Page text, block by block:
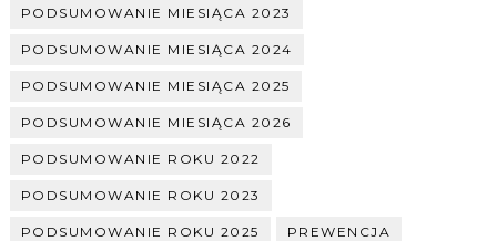
PODSUMOWANIE MIESIĄCA 2023
PODSUMOWANIE MIESIĄCA 2024
PODSUMOWANIE MIESIĄCA 2025
PODSUMOWANIE MIESIĄCA 2026
PODSUMOWANIE ROKU 2022
PODSUMOWANIE ROKU 2023
PODSUMOWANIE ROKU 2025 PREWENCJA